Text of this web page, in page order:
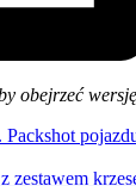
obejrzeć